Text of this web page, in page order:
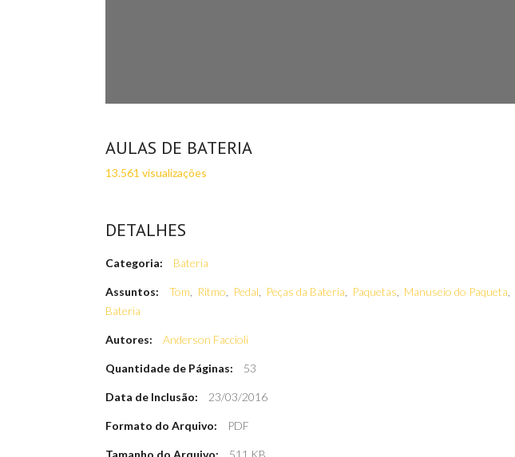
AULAS DE BATERIA
13.561 visualizações
DETALHES
Categoria: Bateria
Assuntos: Tom Ritmo Pedal Peças da Bateria Paquetas Manuseio do Paqueta
Bateria
Autores: Anderson Faccioli
Quantidade de Páginas: 53
Data de Inclusão: 23/03/2016
Formato do Arquivo: PDF
Tamanho do Arquivo: 511 KB